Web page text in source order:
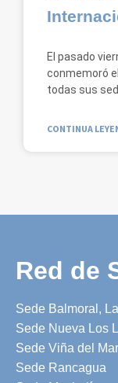
El pasado
conmemoró
todas sus
CONTINUA
Red de
Sede Balmoral,
Sede Nueva Los
Sede Viña del Mar
Sede Rancagua